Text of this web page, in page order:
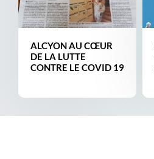
ALCYON AU CŒUR
DE LA LUTTE
CONTRE LE COVID 19